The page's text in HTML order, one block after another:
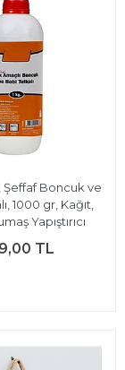
Şeffaf Boncuk ve
1000 gr, Kağıt,
Yapıştırıcı
TL